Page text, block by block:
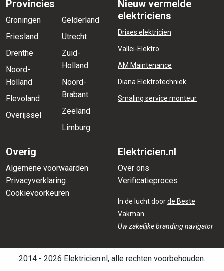
Provincies
Groningen
Friesland
Drenthe
Noord-
Holland
Flevoland
Overijssel
Gelderland
Utrecht
Zuid-
Holland
Noord-
Brabant
Zeeland
Limburg
Nieuw vermelde
elektriciens
Drixes elektricien
Vallei-Elektro
AM Maintenance
Diana Elektrotechniek
Smaling service monteur
Overig
Algemene voorwaarden
Privacyverklaring
Cookievoorkeuren
Elektricien.nl
Over ons
Verificatieproces
In de lucht doorde Beste
Vakman
Uw zakelijke branding navigator
2014 - 2026 Elektricien.nl, alle rechten voorbehouden.